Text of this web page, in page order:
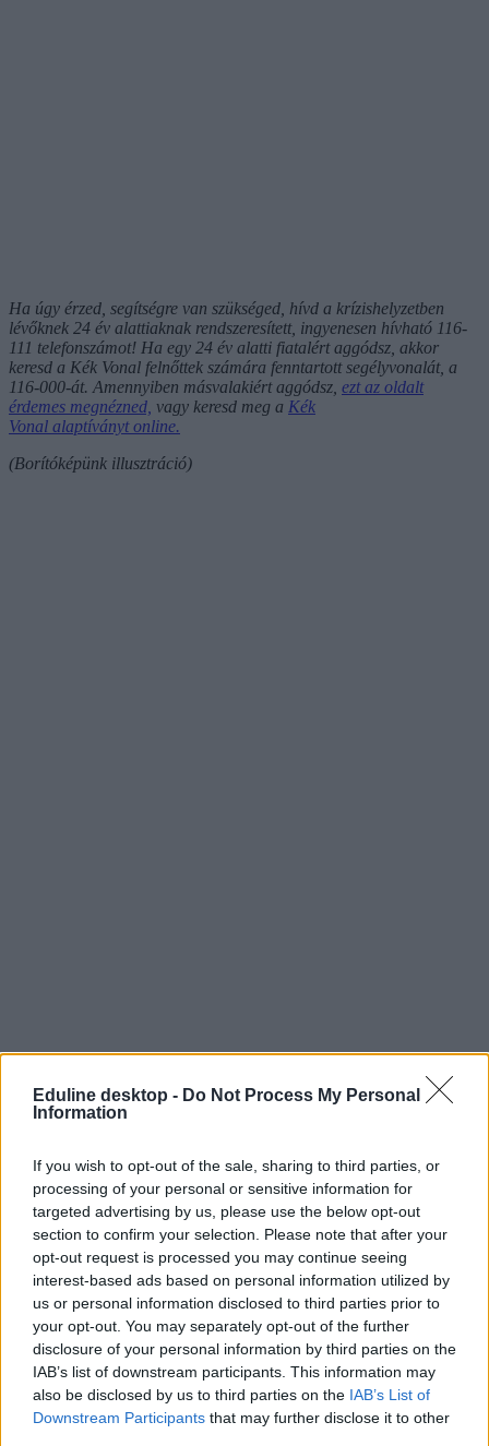
Eduline desktop - Do Not Process My Personal
Information
If you wish to opt-out of the sale, sharing to third parties, or
processing of your personal or sensitive information for
targeted advertising by us, please use the below opt-out
section to confirm your selection. Please note that after your
opt-out request is processed you may continue seeing
interest-based ads based on personal information utilized by
us or personal information disclosed to third parties prior to
your opt-out. You may separately opt-out of the further
disclosure of your personal information by third parties on the
IAB’s list of downstream participants. This information may
also be disclosed by us to third parties on the IAB’s List of
Downstream Participants that may further disclose it to other
Ha úgy érzed, segítségre van szükséged, hívd a krízishelyzetben
lévőknek 24 év alattiaknak rendszeresített, ingyenesen hívható 116-
111 telefonszámot! Ha egy 24 év alatti fiatalért aggódsz, akkor
keresd a Kék Vonal felnőttek számára fenntartott segélyvonalát, a
116-000-át. Amennyiben másvalakiért aggódsz, ezt az oldalt
érdemes megnézned, vagy keresd meg a Kék
Vonal alaptíványt online.
(Borítóképünk illusztráció)
iskolai agresszió
mozgássérült
iskolai erőszak
iskolai verekedés
iskolai zaklatás